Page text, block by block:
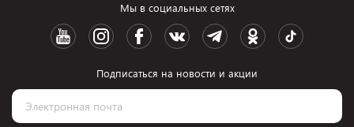
Мы в социальных сетях
Подписаться на новости и акции